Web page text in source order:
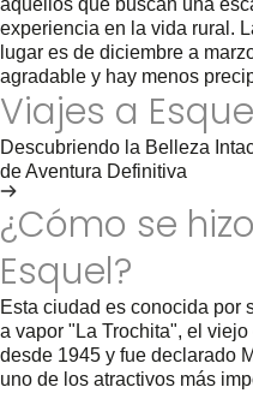
aquellos que buscan una
experiencia en la vida rural.
lugar es de diciembre a
agradable y hay menos
Viajes a
Descubriendo la Belleza
de Aventura Definitiva
¿Cómo se
Esquel?
Esta ciudad es conocida por
a vapor "La Trochita", el
desde 1945 y fue declarado
uno de los atractivos más